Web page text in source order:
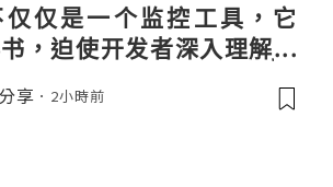
仅是一个监控工具，它
，迫使开发者深入理解JV
、垃圾回收机制和并发原
的可视化数据，它将抽象
享 2小時前